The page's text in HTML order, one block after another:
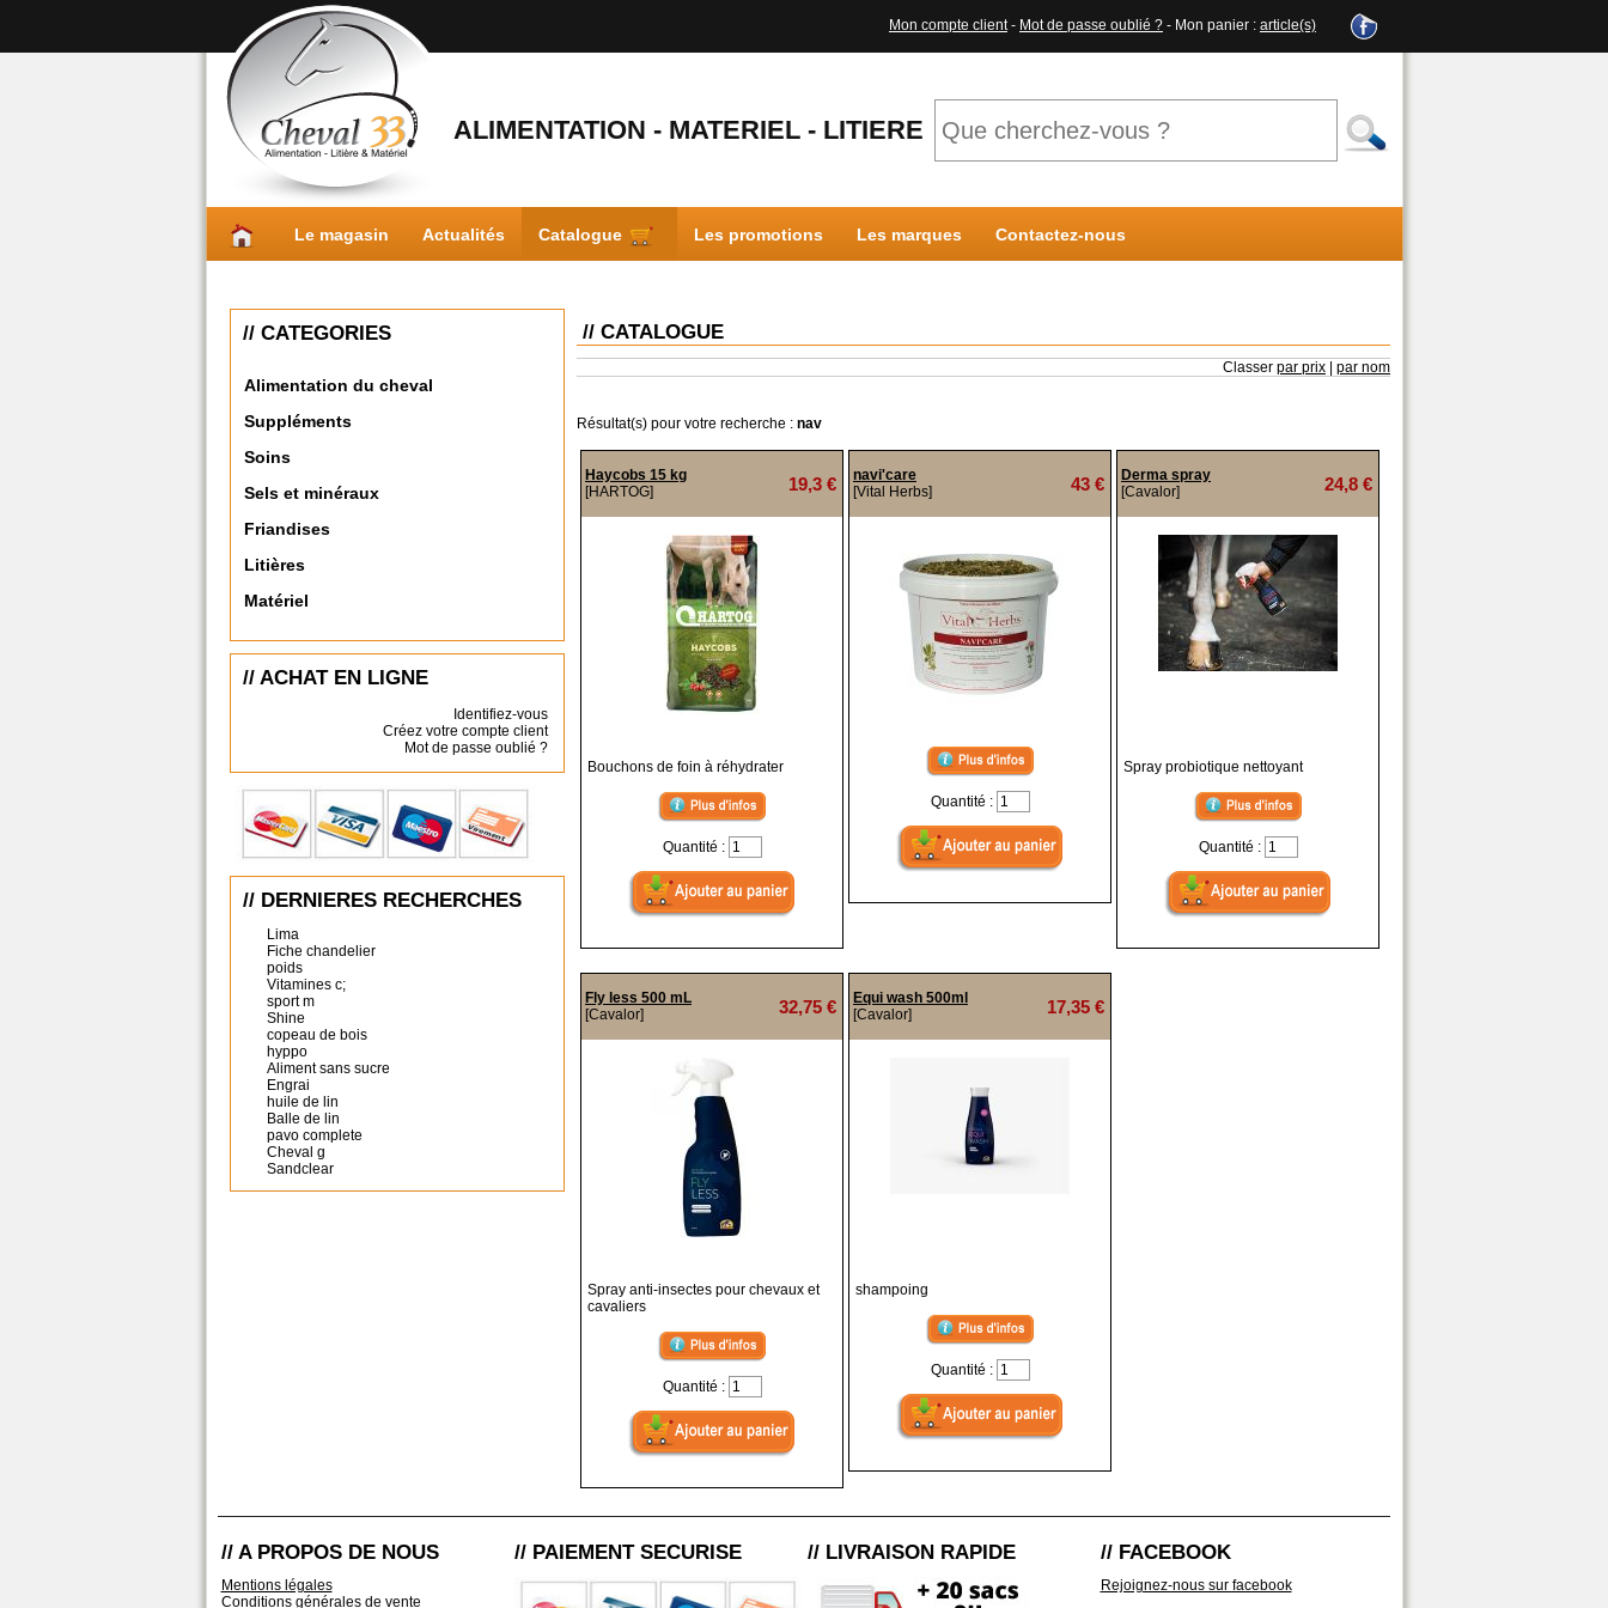
Mon compte client- Mot de passe oublié ? - Mon panier : article(s)
ALIMENTATION - MATERIEL - LITIERE
Le magasin Actualités Catalogue Les promotions Les marques Contactez-nous
// CATEGORIES
Alimentation du cheval
Suppléments
Soins
Sels et minéraux
Friandises
Litières
Matériel
// ACHAT EN LIGNE
Identifiez-vous
Créez votre compte client
Mot de passe oublié ?
// DERNIERES RECHERCHES
Lima
Fiche chandelier
poids
Vitamines c;
sport m
Shine
copeau de bois
hyppo
Aliment sans sucre
Engrai
huile de lin
Balle de lin
pavo complete
Cheval g
Sandclear
// CATALOGUE
Classer par prix par nom
Résultat(s) pour votre recherche : nav
Haycobs 15 kg
[HARTOG]
19,3 €
Bouchons de foin à réhydrater
Quantité :
navi'care
[Vital Herbs]
43 €
Quantité :
Derma spray
[Cavalor]
24,8 €
Spray probiotique nettoyant
Quantité :
Fly less 500 mL
[Cavalor]
32,75 €
Spray anti-insectes pour chevaux et
cavaliers
Quantité :
Equi wash 500ml
[Cavalor]
17,35 €
shampoing
Quantité :
// A PROPOS DE NOUS
Mentions légales
Conditions générales de vente
// PAIEMENT SECURISE // LIVRAISON RAPIDE // FACEBOOK
Rejoignez-nous sur facebook